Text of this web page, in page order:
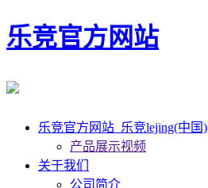
乐竞官方网站
乐竞官方网站_乐竞lejing(中国)
产品展示视频
关于我们
公司简介